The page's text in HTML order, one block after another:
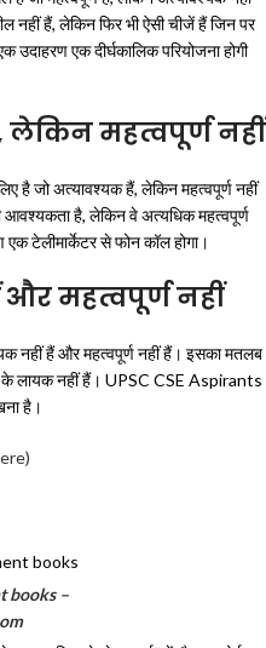
हैं, लेकिन फिर भी ऐसी चीजें हैं जिन पर
एक दीर्घकालिक परियोजना होगी
लेकिन महत्वपूर्ण नहीं
जो अत्यावश्यक हैं, लेकिन महत्वपूर्ण नहीं
है, लेकिन वे अत्यधिक महत्वपूर्ण
टेलीमार्केटर से फोन कॉल होगा।
महत्वपूर्ण नहीं
नहीं हैं और महत्वपूर्ण नहीं हैं। इसका मतलब
लायक नहीं हैं। UPSC CSE Aspirants
है।
books –